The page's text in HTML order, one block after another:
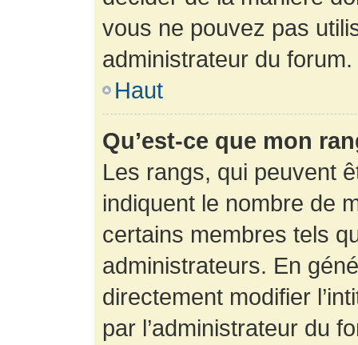
vous ne pouvez pas
administrateur du forum.
Haut
Qu’est-ce que mon
Les rangs, qui peuvent
indiquent le nombre de
certains membres tels
administrateurs. En
directement modifier
par l’administrateur du